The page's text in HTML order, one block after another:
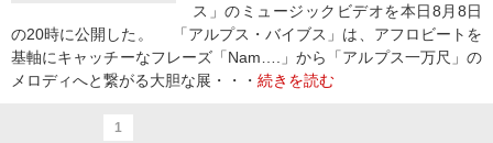
ス」のミュージックビデオを本日8月8日
の20時に公開した。 「アルプス・バイブス」は、アフロビートを
基軸にキャッチーなフレーズ「Nam….」から「アルプス一万尺」の
メロディへと繋がる大胆な展・・・ 続きを読む
1